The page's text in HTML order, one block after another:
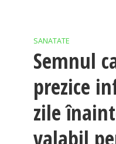
SANATATE
Semnul
prezice
zile